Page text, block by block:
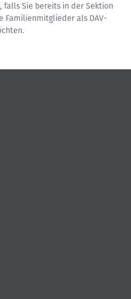
falls Sie bereits in der Sektion
Familienmitglieder als DAV-